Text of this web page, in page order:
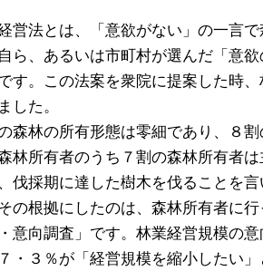
営法とは、「意欲がない」の一言
ら、あるいは市町村が選んだ「意
す。この法案を衆院に提案した時
した。
森林の所有形態は零細であり、８割
林所有者のうち７割の森林所有者は
伐採期に達した樹木を伐ることを言
の根拠にしたのは、森林所有者に
意向調査」です。林業経営規模の
・３％が「経営規模を縮小したい